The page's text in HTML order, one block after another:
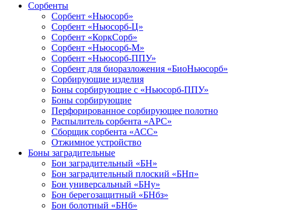
Сорбенты
Сорбент «Ньюсорб»
Сорбент «Ньюсорб-Ц»
Сорбент «КоркСорб»
Сорбент «Ньюсорб-М»
Сорбент «Ньюсорб-ППУ»
Сорбент для биоразложения «БиоНьюсорб»
Сорбирующие изделия
Боны сорбирующие с «Ньюсорб-ППУ»
Боны сорбирующие
Перфорированное сорбирующее полотно
Распылитель сорбента «АРС»
Сборщик сорбента «АСС»
Отжимное устройство
Боны заградительные
Бон заградительный «БН»
Бон заградительный плоский «БНп»
Бон универсальный «БНу»
Бон берегозащитный «БНбз»
Бон болотный «БНб»